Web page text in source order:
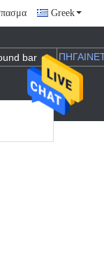
Greek